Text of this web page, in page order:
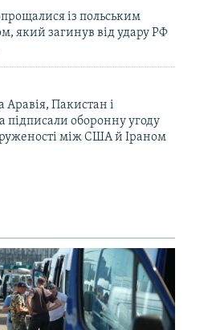
із польським
який загинув від удару РФ
Аравія, Пакистан і
підписали оборонну угоду
між США й Іраном